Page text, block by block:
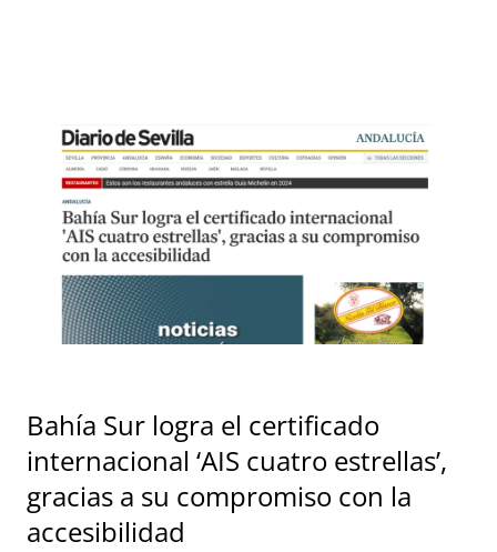
Bahía Sur logra el certificado
internacional ‘AIS cuatro estrellas’,
gracias a su compromiso con la
accesibilidad